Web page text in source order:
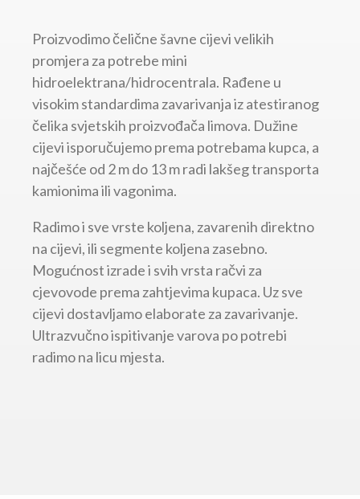
Proizvodimo čelične šavne cijevi velikih
promjera za potrebe mini
hidroelektrana/hidrocentrala. Rađene u
visokim standardima zavarivanja iz atestiranog
čelika svjetskih proizvođača limova. Dužine
cijevi isporučujemo prema potrebama kupca, a
najčešće od 2 m do 13 m radi lakšeg transporta
kamionima ili vagonima.
Radimo i sve vrste koljena, zavarenih direktno
na cijevi, ili segmente koljena zasebno.
Mogućnost izrade i svih vrsta račvi za
cjevovode prema zahtjevima kupaca. Uz sve
cijevi dostavljamo elaborate za zavarivanje.
Ultrazvučno ispitivanje varova po potrebi
radimo na licu mjesta.